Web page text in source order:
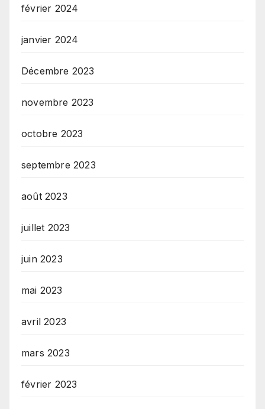
février 2024
janvier 2024
Décembre 2023
novembre 2023
octobre 2023
septembre 2023
août 2023
juillet 2023
juin 2023
mai 2023
avril 2023
mars 2023
février 2023